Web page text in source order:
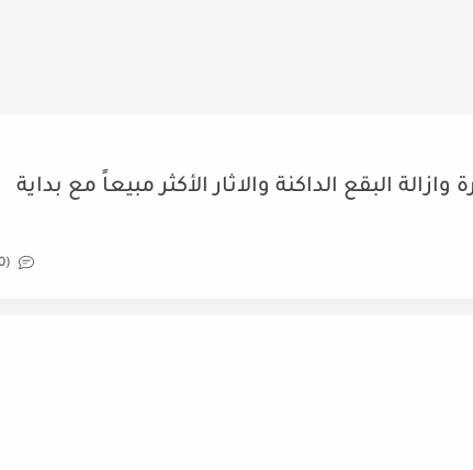
البقع الداكنة والاثار الأكثر مبيعاً مع بداية
(0)